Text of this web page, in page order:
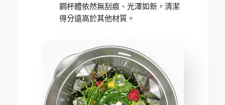
鋼杯體依然無刮痕、光澤如新，清潔
得分遠高於其他材質。